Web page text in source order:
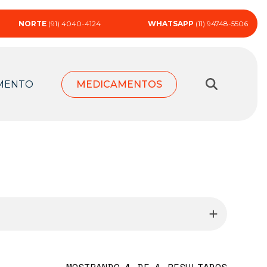
NORTE (91) 4040-4124 WHATSAPP (11) 94748-5506
MEDICAMENTOS